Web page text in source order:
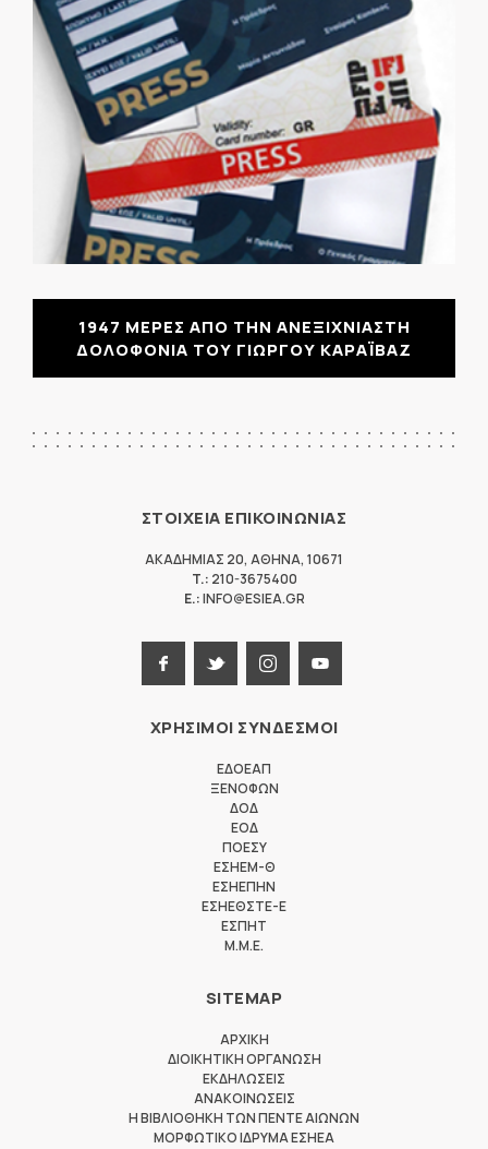
1947 ΜΕΡΕΣ ΑΠΟ ΤΗΝ ΑΝΕΞΙΧΝΙΑΣΤΗ
ΔΟΛΟΦΟΝΙΑ ΤΟΥ ΓΙΩΡΓΟΥ ΚΑΡΑΪΒΑΖ
ΣΤΟΙΧΕΙΑ ΕΠΙΚΟΙΝΩΝΙΑΣ
ΑΚΑΔΗΜΙΑΣ 20, ΑΘΗΝΑ, 10671
T.: 210-3675400
E.:INFO@ESIEA.GR
ΧΡΗΣΙΜΟΙ ΣΥΝΔΕΣΜΟΙ
ΕΔΟΕΑΠ
ΞΕΝΟΦΩΝ
ΔΟΔ
ΕΟΔ
ΠΟΕΣΥ
ΕΣΗΕΜ-Θ
ΕΣΗΕΠΗΝ
ΕΣΗΕΘΣΤΕ-Ε
ΕΣΠΗΤ
M.M.E.
SITEMAP
ΑΡΧΙΚΗ
ΔΙΟΙΚΗΤΙΚΗ ΟΡΓΑΝΩΣΗ
ΕΚΔΗΛΩΣΕΙΣ
ΑΝΑΚΟΙΝΩΣΕΙΣ
Η ΒΙΒΛΙΟΘΗΚΗ ΤΩΝ ΠΕΝΤΕ ΑΙΩΝΩΝ
ΜΟΡΦΩΤΙΚΟ ΙΔΡΥΜΑ ΕΣΗΕΑ